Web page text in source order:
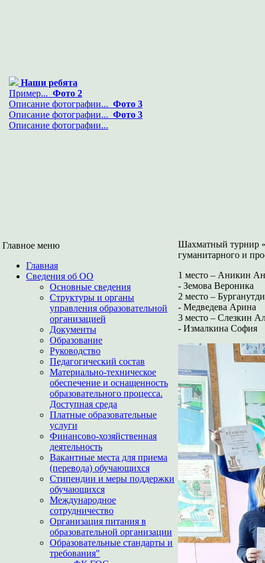
Наши ребята
Пример... Фото 2
Описание фотографии... Фото 3
Описание фотографии... Фото 3
Описание фотографии...
Главное меню
Главная
Сведения об ОО
Основные сведения
Структуры и органы
управления образовательной
организацией
Документы
Образование
Руководство
Педагогический состав
Материально-техническое
обеспечение и оснащенность
образовательного процесса.
Доступная среда
Платные образовательные
услуги
Финансово-хозяйственная
деятельность
Вакантные места для приема
(перевода) обучающихся
Стипендии и меры поддержки
обучающихся
Международное
сотрудничество
Организация питания в
образовательной организации
Образовательные стандарты и
требования"
Шахматный турнир
гуманитарного и
1 место – Аникин
- Земова Вероника
2 место –
- Медведева Арина
3 место – Слезкин
- Измалкина София